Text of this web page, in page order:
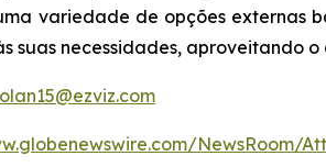
variedade de opções externas
suas necessidades, aproveitando
NewsRoom/